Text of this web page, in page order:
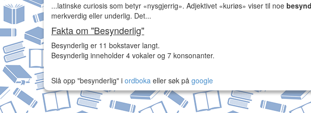
...latinske curiosis som betyr «nysgjerrig». Adjektivet «kuriøs» viser til noe
merkverdig eller underlig. Det...
Fakta om "Besynderlig"
Besynderlig er 11 bokstaver langt.
Besynderlig inneholder 4 vokaler og 7 konsonanter.
Slå opp "besynderlig" i ordboka eller søk på google